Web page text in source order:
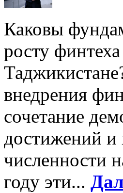
Каковы
росту
внедрения
сочетание
достижений
численности
году эти...